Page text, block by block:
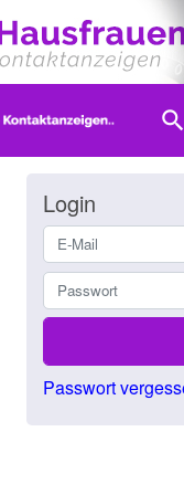
search
Login
Passwort